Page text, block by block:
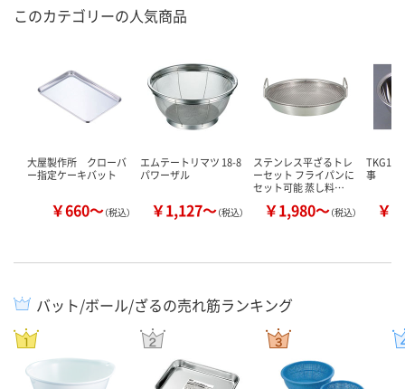
このカテゴリーの人気商品
大屋製作所 クローバ
ー指定ケーキバット
￥660～（税込）
エムテートリマツ 18-8
パワーザル
￥1,127～（税込）
ステンレス平ざるトレ
ーセット フライパンに
セット可能 蒸し料…
￥1,980～（税込）
TKG18-
事
￥
バット/ボール/ざるの売れ筋ランキング